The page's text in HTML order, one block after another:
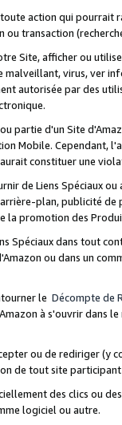
action qui
transaction
Site, afficher ou
virus, ver
autorisée par des
partie d'un Site
Mobile. Cependant,
constituer une
de Liens Spéciaux
plan, publicité
la promotion des
Spéciaux dans tout
ou dans un
le Décompte de
à s'ouvrir dans
ou de rediriger
de tout site
des clics ou
logiciel ou autre.